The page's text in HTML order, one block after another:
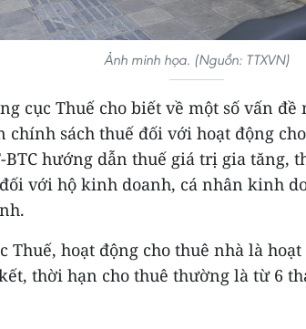
Ảnh minh họa. (Nguồn: TTXVN)
cục Thuế cho biết về một số vấn
chính sách thuế đối với hoạt động
BTC hướng dẫn thuế giá trị gia tăng,
với hộ kinh doanh, cá nhân kinh
Thuế, hoạt động cho thuê nhà là
thời hạn cho thuê thường là từ 6